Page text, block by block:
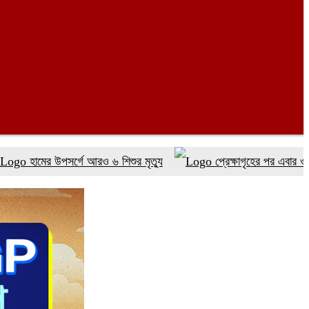
উপসর্গে আরও ৬ শিশুর মৃত্যু প্রেক্ষাগৃহের পর এবার ওটিটি